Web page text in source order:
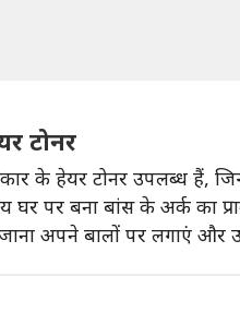
टोनर
के हेयर टोनर उपलब्ध हैं,
पर बना बांस के अर्क का
अपने बालों पर लगाएं और